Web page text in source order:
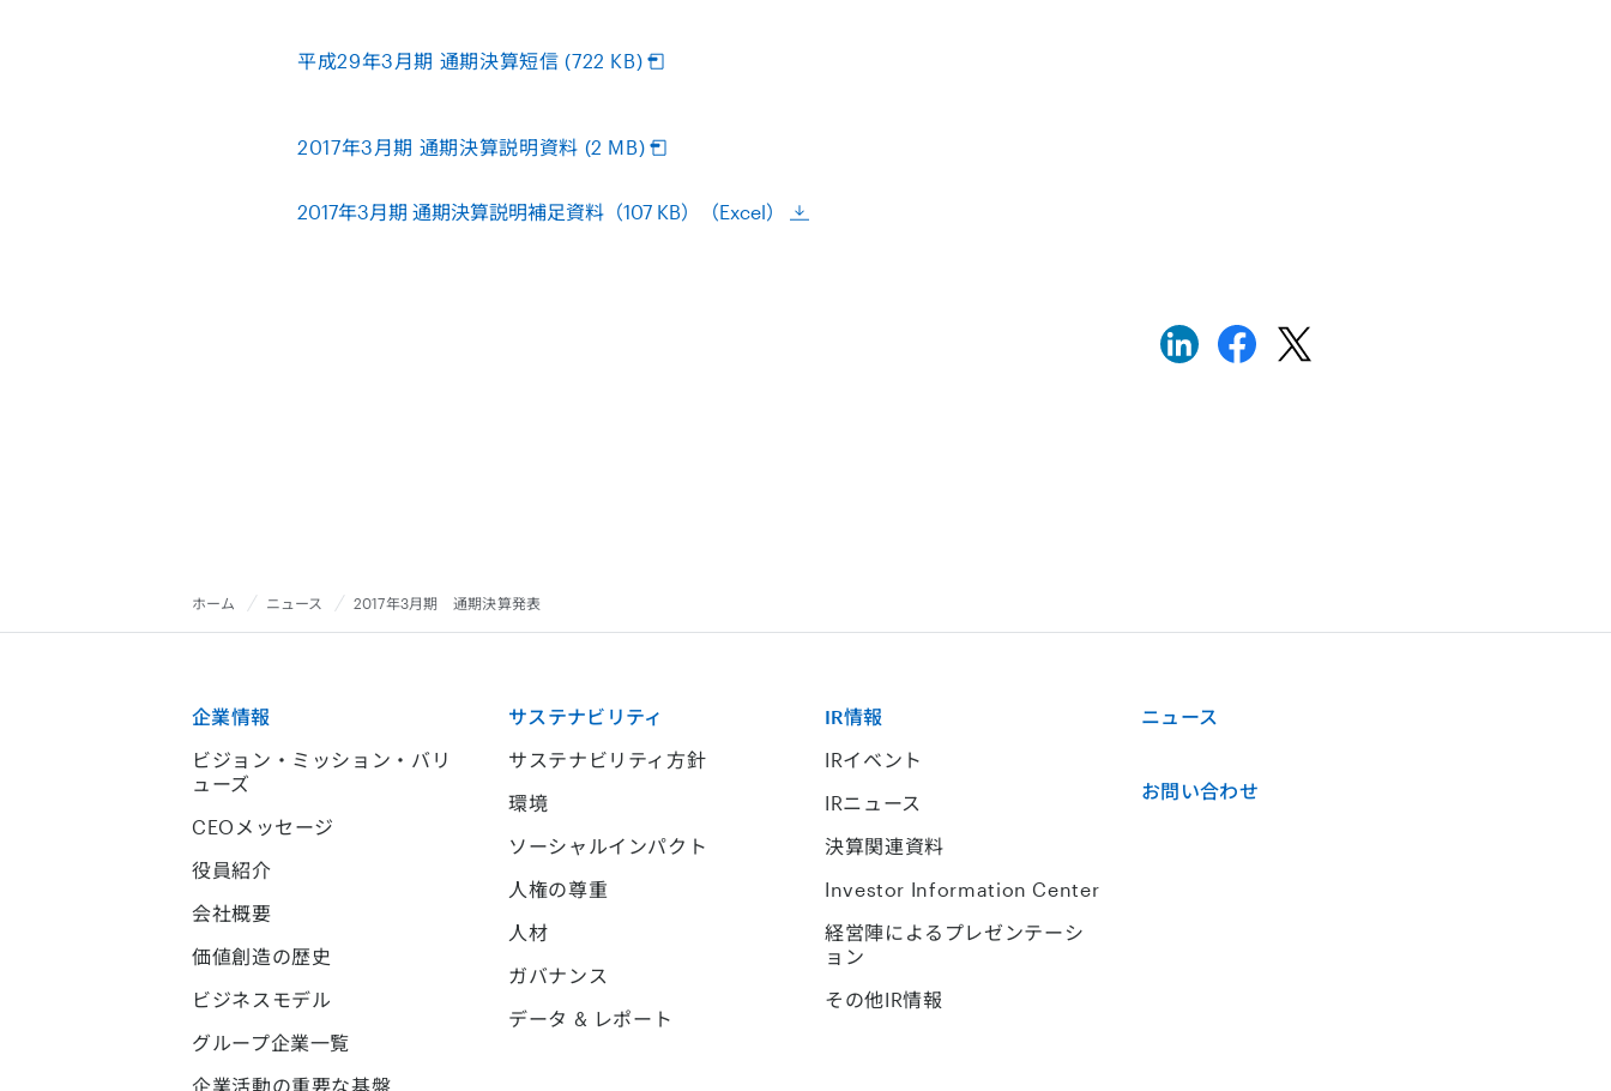
平成29年3月期 通期決算短信 (722 KB)
2017年3月期 通期決算説明資料 (2 MB)
2017年3月期 通期決算説明補足資料（107 KB）（Excel）
ホーム ニュース 2017年3月期 通期決算発表
企業情報
ビジョン・ミッション・バリ
ューズ
CEOメッセージ
役員紹介
会社概要
価値創造の歴史
ビジネスモデル
グループ企業一覧
企業活動の重要な基盤
サステナビリティ
サステナビリティ方針
環境
ソーシャルインパクト
人権の尊重
人材
ガバナンス
データ & レポート
IR情報
IRイベント
IRニュース
決算関連資料
Investor Information Center
経営陣によるプレゼンテーシ
ョン
その他IR情報
ニュース
お問い合わせ